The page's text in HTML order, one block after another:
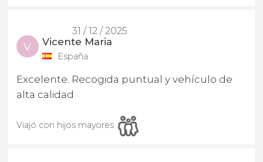
31 / 12 / 2025
V Vicente Maria
España
Excelente. Recogida puntual y vehículo de
alta calidad
Viajó con hijos mayores